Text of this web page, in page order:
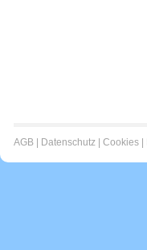
AGB Datenschutz Cookies